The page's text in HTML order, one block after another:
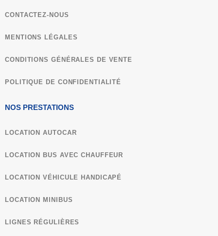
CONTACTEZ-NOUS
MENTIONS LÉGALES
CONDITIONS GÉNÉRALES DE VENTE​
POLITIQUE DE CONFIDENTIALITÉ
NOS PRESTATIONS
LOCATION AUTOCAR
LOCATION BUS AVEC CHAUFFEUR
LOCATION VÉHICULE HANDICAPÉ
LOCATION MINIBUS
LIGNES RÉGULIÈRES